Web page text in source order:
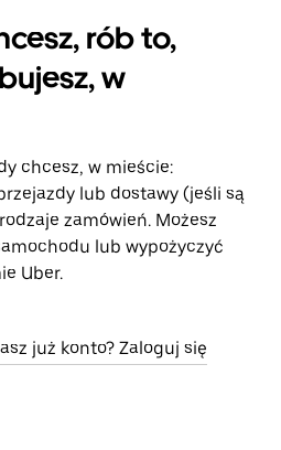
rób to,
w
chcesz, w mieście:
lub dostawy (jeśli są
zamówień. Możesz
lub wypożyczyć
Uber.
już konto? Zaloguj się